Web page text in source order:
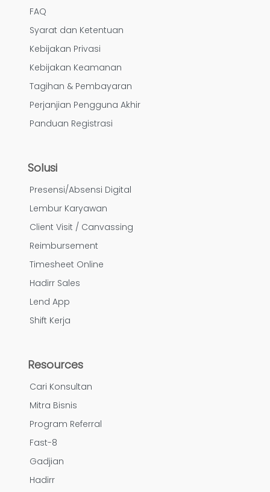
FAQ
Syarat dan Ketentuan
Kebijakan Privasi
Kebijakan Keamanan
Tagihan & Pembayaran
Perjanjian Pengguna Akhir
Panduan Registrasi
Solusi
Presensi/Absensi Digital
Lembur Karyawan
Client Visit / Canvassing
Reimbursement
Timesheet Online
Hadirr Sales
Lend App
Shift Kerja
Resources
Cari Konsultan
Mitra Bisnis
Program Referral
Fast-8
Gadjian
Hadirr